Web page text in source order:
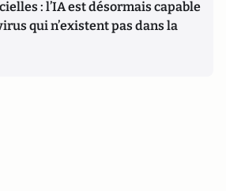
: l’IA est désormais capable
qui n’existent pas dans la